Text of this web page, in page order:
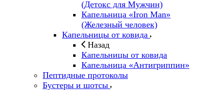
(Детокс для Мужчин)
Капельница «Iron Man»
(Железный человек)
Капельницы от ковида
Назад
Капельницы от ковида
Капельница «Антигриппин»
Пептидные протоколы
Бустеры и шотсы